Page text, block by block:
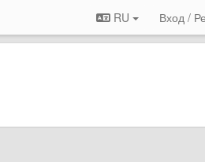
RU Вход /